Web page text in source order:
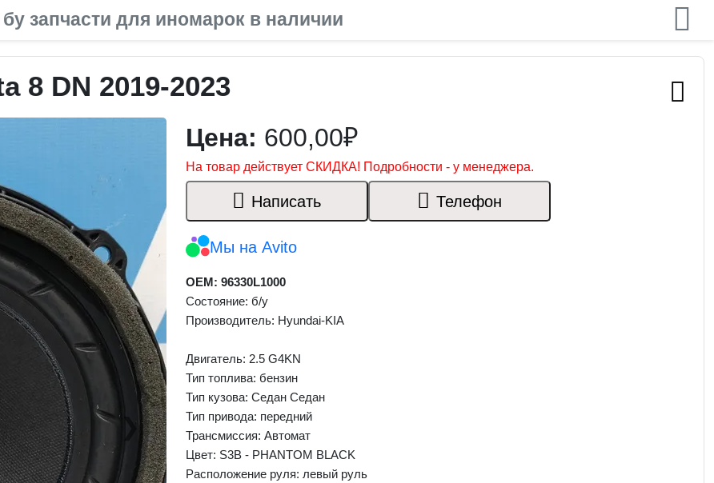
запчасти для иномарок в наличии
8 DN 2019-2023
❯ Next
Цена: 600,00₽
На товар действует СКИДКА! Подробности - у менеджера.
Написать Телефон
Мы на Avito
OEM: 96330L1000
Состояние: б/у
Производитель: Hyundai-KIA
Двигатель: 2.5 G4KN
Тип топлива: бензин
Тип кузова: Седан Седан
Тип привода: передний
Трансмиссия: Автомат
Цвет: S3B - PHANTOM BLACK
Расположение руля: левый руль